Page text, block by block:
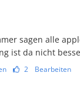
sagen alle
ist da nicht
2 Bearbeiten